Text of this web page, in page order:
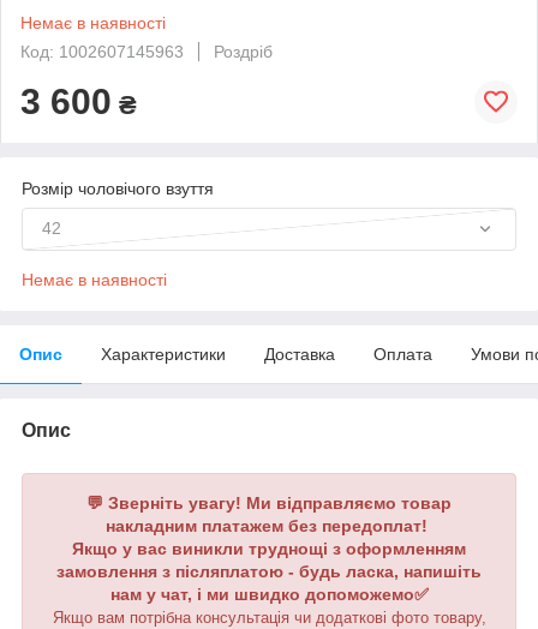
Немає в наявності
Код: 1002607145963
Роздріб
3 600 ₴
Розмір чоловічого взуття
42
Немає в наявності
Опис Характеристики Доставка Оплата Умови
Опис
💬 Зверніть увагу! Ми відправляємо товар
накладним платажем без передоплат!
Якщо у вас виникли труднощі з оформленням
замовлення з післяплатою - будь ласка, напишіть
нам у чат, і ми швидко допоможемо✅
Якщо вам потрібна консультація чи додаткові фото товару,